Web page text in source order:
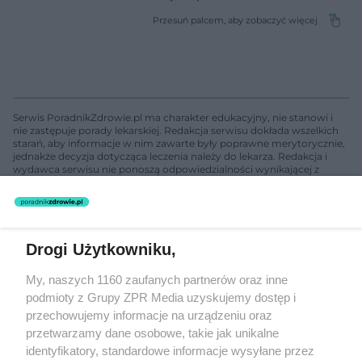
Serwis PoradnikZdrowie.pl ma charakter edukacyjny, nie stanowi i
nie zastępuje porady lekarskiej. Redakcja serwisu dokłada wszelkich
starań, aby informacje w nim zawarte były poprawne merytorycznie,
jednakże decyzja dotycząca leczenia należy do lekarza. Redakcja i
wydawca serwisu nie ponoszą odpowiedzialności wynikającej z
nie prowadzi działalności leczniczej polegającej na udzielaniu
świadczeń zdrowotnych w rozumieniu art. 3 ust 1 ustawy o
Żaden utwór zamieszczony w serwisie nie może być powielany i
rozpowszechniany lub dalej rozpowszechniany w jakikolwiek sposób
(w tym także elektroniczny lub mechaniczny) na jakimkolwiek polu
eksploatacji w jakiejkolwiek formie, włącznie z umieszczaniem w
Internecie bez pisemnej zgody właściciela praw. Jakiekolwiek użycie
lub wykorzystanie utworów w całości lub w części z naruszeniem
prawa, tzn. bez właściwej zgody, jest zabronione pod groźbą kary i
Drogi Użytkowniku,
My, naszych 1160 zaufanych partnerów oraz inne
podmioty z Grupy ZPR Media uzyskujemy dostęp i
przechowujemy informacje na urządzeniu oraz
przetwarzamy dane osobowe, takie jak unikalne
identyfikatory, standardowe informacje wysyłane przez